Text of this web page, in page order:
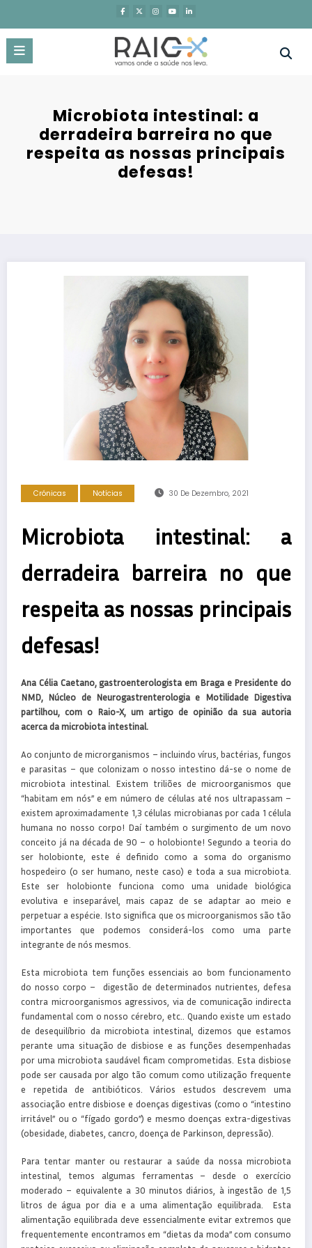
o
conteúdo
Microbiota intestinal: a
derradeira barreira no que
respeita as nossas principais
defesas!
Crónicas Notícias 30 De Dezembro, 2021
Microbiota intestinal: a
derradeira barreira no que
respeita as nossas principais
defesas!
Ana Célia Caetano, gastroenterologista em Braga e Presidente do
NMD, Núcleo de Neurogastrenterologia e Motilidade Digestiva
partilhou, com o Raio-X, um artigo de opinião da sua autoria
acerca da microbiota intestinal.
Ao conjunto de microrganismos – incluindo vírus, bactérias, fungos
e parasitas – que colonizam o nosso intestino dá-se o nome de
microbiota intestinal. Existem triliões de microorganismos que
“habitam em nós” e em número de células até nos ultrapassam –
existem aproximadamente 1,3 células microbianas por cada 1 célula
humana no nosso corpo! Daí também o surgimento de um novo
conceito já na década de 90 – o holobionte! Segundo a teoria do
ser holobionte, este é definido como a soma do organismo
hospedeiro (o ser humano, neste caso) e toda a sua microbiota.
Este ser holobionte funciona como uma unidade biológica
evolutiva e inseparável, mais capaz de se adaptar ao meio e
perpetuar a espécie. Isto significa que os microorganismos são tão
importantes que podemos considerá-los como uma parte
integrante de nós mesmos.
Esta microbiota tem funções essenciais ao bom funcionamento
do nosso corpo – digestão de determinados nutrientes, defesa
contra microorganismos agressivos, via de comunicação indirecta
fundamental com o nosso cérebro, etc.. Quando existe um estado
de desequilíbrio da microbiota intestinal, dizemos que estamos
perante uma situação de disbiose e as funções desempenhadas
por uma microbiota saudável ficam comprometidas. Esta disbiose
pode ser causada por algo tão comum como utilização frequente
e repetida de antibióticos. Vários estudos descrevem uma
associação entre disbiose e doenças digestivas (como o “intestino
irritável” ou o “fígado gordo”) e mesmo doenças extra-digestivas
(obesidade, diabetes, cancro, doença de Parkinson, depressão).
Para tentar manter ou restaurar a saúde da nossa microbiota
intestinal, temos algumas ferramentas – desde o exercício
moderado – equivalente a 30 minutos diários, à ingestão de 1,5
litros de água por dia e a uma alimentação equilibrada. Esta
alimentação equilibrada deve essencialmente evitar extremos que
frequentemente encontramos em “dietas da moda” com consumo